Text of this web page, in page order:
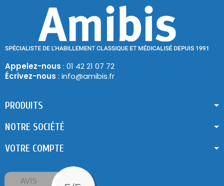
Appelez-nous : 01 42 21 07 72
Écrivez-nous : info@amibis.fr
PRODUITS
NOTRE SOCIÉTÉ
VOTRE COMPTE
AVIS